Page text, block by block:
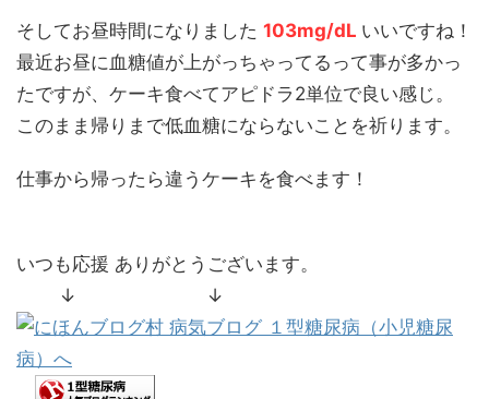
そしてお昼時間になりました 103mg/dL いいですね！
最近お昼に血糖値が上がっちゃってるって事が多かっ
たですが、ケーキ食べてアピドラ2単位で良い感じ。
このまま帰りまで低血糖にならないことを祈ります。
仕事から帰ったら違うケーキを食べます！
いつも応援 ありがとうございます。
↓ ↓